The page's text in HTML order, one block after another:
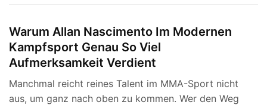
Warum Allan Nascimento Im Modernen
Kampfsport Genau So Viel
Aufmerksamkeit Verdient
Manchmal reicht reines Talent im MMA-Sport nicht
aus, um ganz nach oben zu kommen. Wer den Weg